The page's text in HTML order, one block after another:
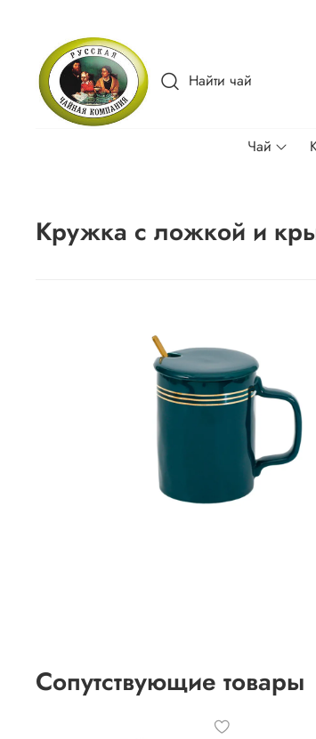
Найти чай
Чай
Кружка с ложкой и
Сопутствующие товары